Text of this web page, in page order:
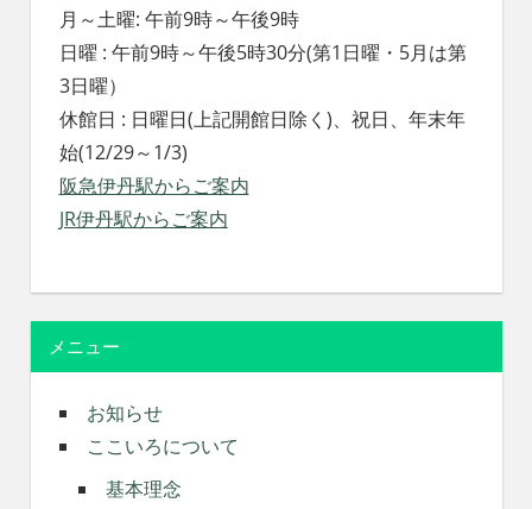
月～土曜: 午前9時～午後9時
日曜 : 午前9時～午後5時30分(第1日曜・5月は第
3日曜）
休館日 : 日曜日(上記開館日除く)、祝日、年末年
始(12/29～1/3)
阪急伊丹駅からご案内
JR伊丹駅からご案内
メニュー
お知らせ
ここいろについて
基本理念